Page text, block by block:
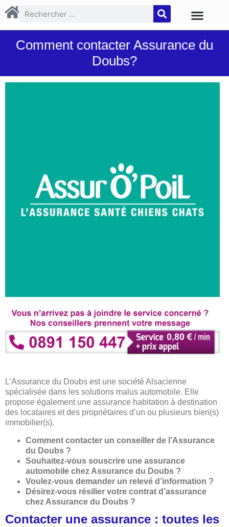
Comment contacter Assurance du
Doubs?
L’Assurance du Doubs est une société Alsacienne
spécialisée dans les solutions malus automobile. Elle
propose également une assurance habitation à destination
des locataires et des propriétaires d’un ou plusieurs bien(s)
immobilier(s).
Comment contacter un conseiller de l’Assurance
du Doubs ?
Souhaitez-vous souscrire une assurance
automobile chez Assurance du Doubs ?
Voulez-vous demander un relevé d’information ?
Désirez-vous résilier votre contrat d’assurance
chez Assurance du Doubs ?
Contacter une assurance : toutes les